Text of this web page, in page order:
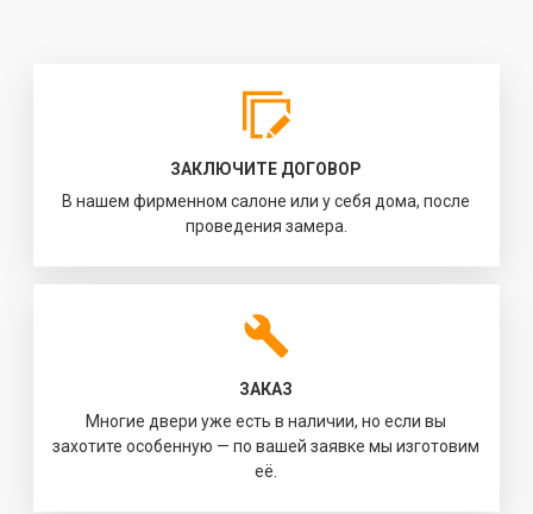
ЗАКЛЮЧИТЕ ДОГОВОР
В нашем фирменном салоне или у себя дома, после
проведения замера.
ЗАКАЗ
Многие двери уже есть в наличии, но если вы
захотите особенную — по вашей заявке мы изготовим
её.